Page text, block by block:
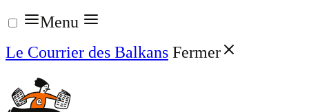
Aller
au
contenu
Menu
Le Courrier des Balkans Fermer